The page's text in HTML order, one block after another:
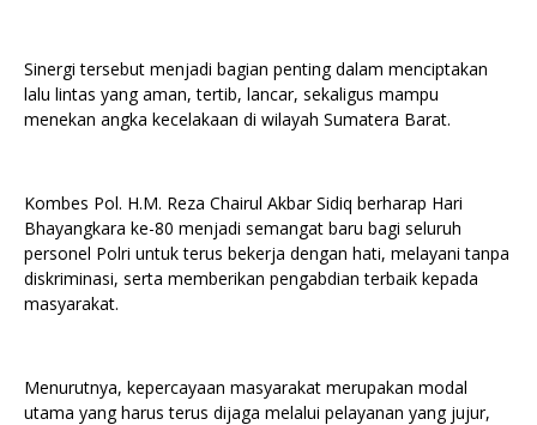
Sinergi tersebut menjadi bagian penting dalam menciptakan
lalu lintas yang aman, tertib, lancar, sekaligus mampu
menekan angka kecelakaan di wilayah Sumatera Barat.
Kombes Pol. H.M. Reza Chairul Akbar Sidiq berharap Hari
Bhayangkara ke-80 menjadi semangat baru bagi seluruh
personel Polri untuk terus bekerja dengan hati, melayani tanpa
diskriminasi, serta memberikan pengabdian terbaik kepada
masyarakat.
Menurutnya, kepercayaan masyarakat merupakan modal
utama yang harus terus dijaga melalui pelayanan yang jujur,